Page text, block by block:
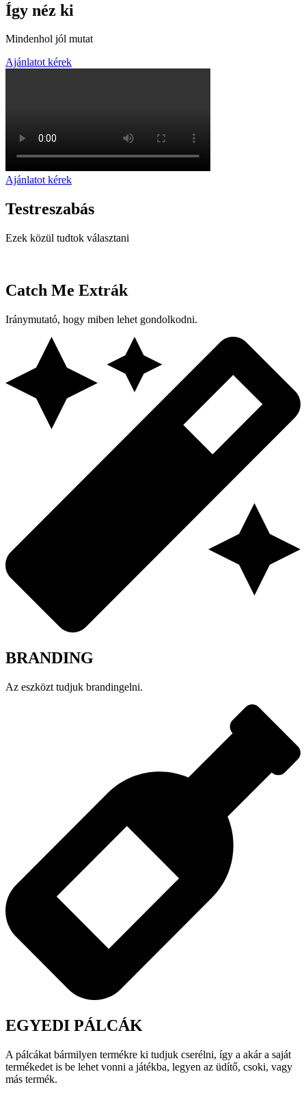
Így néz ki
Mindenhol jól mutat
Ajánlatot kérek
Ajánlatot kérek
Testreszabás
Ezek közül tudtok választani
Catch Me Extrák
Iránymutató, hogy miben lehet gondolkodni.
BRANDING
Az eszközt tudjuk brandingelni.
EGYEDI PÁLCÁK
A pálcákat bármilyen termékre ki tudjuk cserélni, így a akár a saját
termékedet is be lehet vonni a játékba, legyen az üdítő, csoki, vagy
más termék.